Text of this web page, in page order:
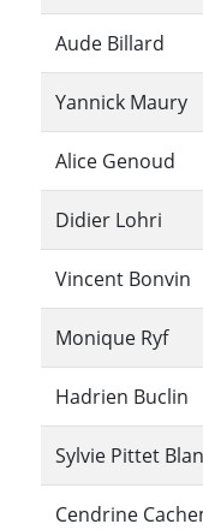
Aude Billard
Yannick Maury
Alice Genoud
Didier Lohri
Vincent Bonvin
Monique Ryf
Hadrien Buclin
Sylvie Pittet
Cendrine